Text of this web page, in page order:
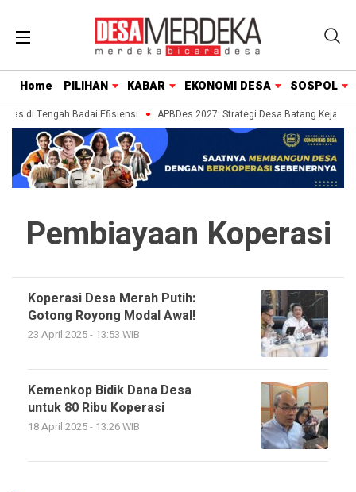
Home PILIHAN KABAR EKONOMI DESA SOSPOL
di Tengah Badai Efisiensi APBDes 2027: Strategi Desa Batang Kejar
Pembiayaan Koperasi
Koperasi Desa Merah Putih:
Gotong Royong Modal Awal!
23 April 2025 - 13:53 WIB
Kemenkop Bidik Dana Desa
untuk 80 Ribu Koperasi
18 April 2025 - 13:26 WIB